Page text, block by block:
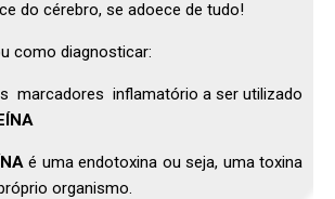
do cérebro, se adoece de tudo!
como diagnosticar:
marcadores inflamatório a ser utilizado
é uma endotoxina ou seja, uma toxina
organismo.